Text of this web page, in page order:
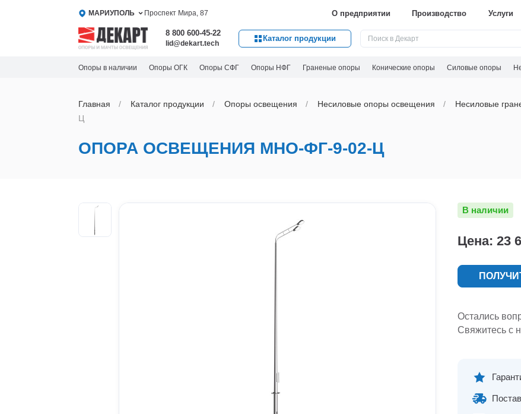
МАРИУПОЛЬ Проспект Мира, 87 О предприятии Производство Услуги
8 800 600-45-22
lid@dekart.tech
Каталог продукции
Опоры в наличии Опоры ОГК Опоры СФГ Опоры НФГ Граненые опоры Конические опоры Силовые опоры
Главная Каталог продукции Oпоры oсвeщения Несиловые опоры освещения Несиловые
Ц
ОПОРА ОСВЕЩЕНИЯ МНО-ФГ-9-02-Ц
В наличии
Цена: 23
Остались
Свяжитесь с